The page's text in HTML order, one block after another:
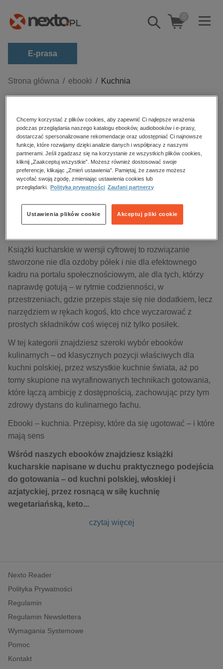
Pokaż/schowaj
wyszukiwarkę
0
E-prasa
Kategorie
Zobacz wszystkie E-prasa
budownictwo, aranżacja wnętrz
biznesowe, branżowe, gospodarka
darmowe wydania
dzienniki
edukacja
hobby, sport, rozrywka
komputery, internet, technologie, informatyka
kobiece, lifestyle, kultura
polityka, społeczno-informacyjne
psychologiczne
inne
popularno-naukowe
zdrowie
Strona główna ebooki Kuchnia
Kuchnia – ebooki
Ebooki – kuchnia.Ebooki kulinarne w formacie EPUB,
Książki kucharskie w wersji cyfrowej to rozwiązanie
stworzone nie dla ozdoby półek i nie dla efektownego
kadru na portalu społecznościowym, ale dla tych, którzy
naprawdę gotują – w rytmie codzienności, w
przestrzeniach, gdzie przepis staje się nie dodatkiem, lecz
narzędziem w rękach kogoś, kto chce wyczarować z
prostych składników coś więcej niż tylko posiłek.
W tej kategorii znajdziesz szeroki wybór ebooków
kulinarnych – od klasycznych pozycji właściwych dla
kuchni polskiej, przez wszystkie kuchnie świata, aż po
tomy skupione na wyrafinowanych technikach gotowania,
które łączą ambicję z dostępnością, zachowując przy tym
zdrowy dystans do kulinarnego fachu.
Ebooki – kuchnia. Przepisy, które da się ugotować – i które
mają sens
Wśród naszych ebooków znajdziesz książki
kucharskie napisane w duchu praktycznego podejścia
do gotowania – od kuchni polskiej, włoskiej i
azjatyckiej, przez rosnącą w siłę kuchnię
wegetariańską, keto...
czytaj więcej
Sortowanie Filtrowanie
Brak produktów.
Nexto Reader
Polityka Prywatności
Regulamin
Regulamin Newslettera
Wymagania Systemowe
Pomoc
Kontakt
Chcemy korzystać z plików cookies, aby zapewnić Ci najlepsze wrażenia
podczas przeglądania naszego katalogu ebooków, audiobooków i e-prasy,
dostarczać spersonalizowane rekomendacje oraz udostępniać Ci najnowsze
funkcje, które rozwijamy dzięki analizie danych i współpracy z naszymi
partnerami. Jeśli zgadzasz się na korzystanie ze wszystkich plików cookies,
kliknij „Zaakceptuj wszystkie”. Możesz również dostosować swoje
preferencje, klikając „Zmień ustawienia”. Pamiętaj, że zawsze możesz
wycofać swoją zgodę, zmieniając ustawienia cookies lub
przeglądarki.
Polityka prywatności Zaufani partnerzy
Akceptuj pliki cookie
Ustawienia plików cookie